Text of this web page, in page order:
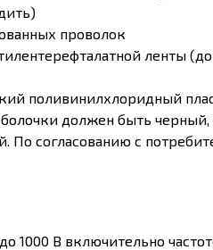
проволок
ленты
поливинилхлоридный
должен быть
По согласованию с
1000 В включительно